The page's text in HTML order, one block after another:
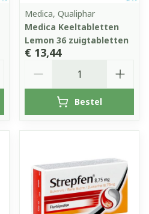
Medica, Qualiphar
Medica Keeltabletten
Lemon 36 zuigtabletten
€ 13,44
Bestel